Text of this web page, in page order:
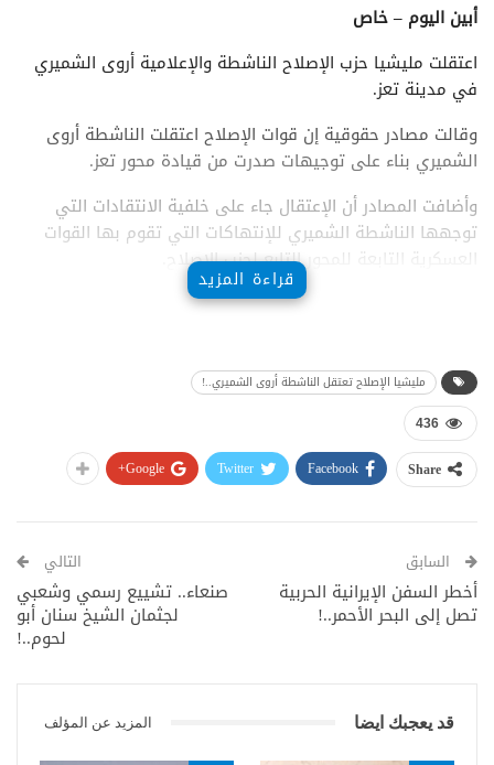
أبين اليوم – خاص
اعتقلت مليشيا حزب الإصلاح الناشطة والإعلامية أروى الشميري
في مدينة تعز.
وقالت مصادر حقوقية إن قوات الإصلاح اعتقلت الناشطة أروى
الشميري بناء على توجيهات صدرت من قيادة محور تعز.
وأضافت المصادر أن الإعتقال جاء على خلفية الانتقادات التي
توجهها الناشطة الشميري للإنتهاكات التي تقوم بها القوات
العسكرية التابعة للمحور التابع لحزب الإصلاح.
قراءة المزيد
مليشيا الإصلاح تعتقل الناشطة أروى الشميري..!
436
Share
Facebook
Twitter
Google+
السابق
أخطر السفن الإيرانية الحربية
تصل إلى البحر الأحمر..!
التالي
صنعاء.. تشييع رسمي وشعبي
لجثمان الشيخ سنان أبو
لحوم..!
قد يعجبك ايضا المزيد عن المؤلف